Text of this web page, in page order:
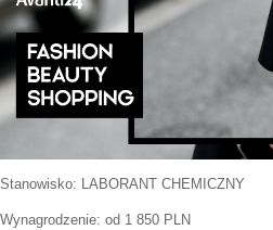
Stanowisko: LABORANT CHEMICZNY
Wynagrodzenie: od 1 850 PLN